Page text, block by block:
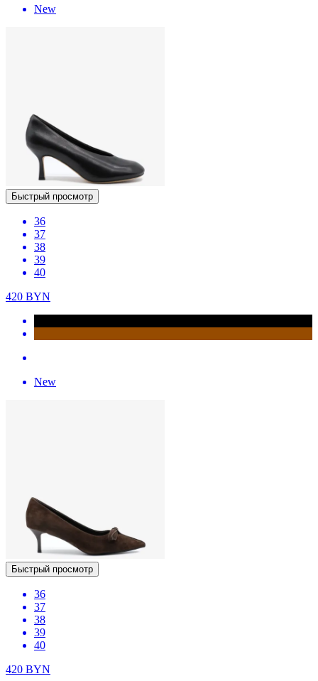
New
Быстрый просмотр
36
37
38
39
40
420 BYN
New
Быстрый просмотр
36
37
38
39
40
420 BYN